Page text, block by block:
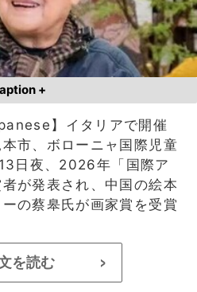
+
】イタリアで開催
市、ボローニャ国際児童
日夜、2026年「国際ア
が発表され、中国の絵本
の蔡皋氏が画家賞を受賞
を読む >